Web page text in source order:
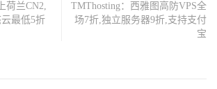
荷兰CN2,
最低5折
TMThosting：西雅图高防VPS全
场7折,独立服务器9折,支持支付
宝